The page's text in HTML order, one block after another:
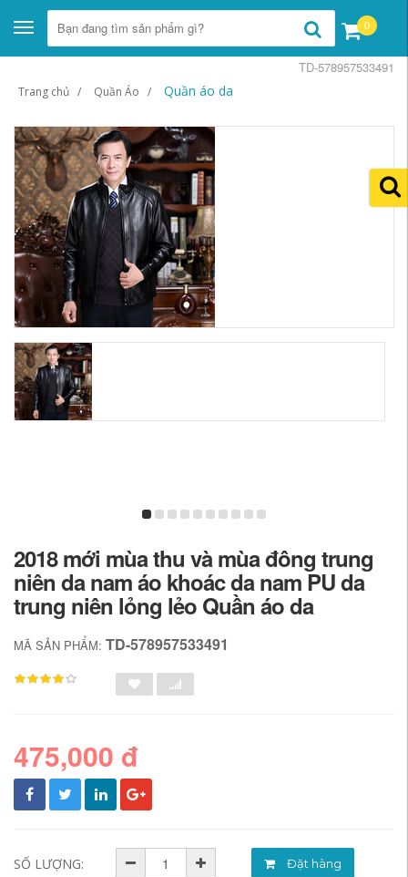
Toggle
navigation
0
Trang chủ Quần Áo Quần áo da
TD-578957533491
2018 mới mùa thu và mùa đông trung
niên da nam áo khoác da nam PU da
trung niên lỏng lẻo Quần áo da
MÃ SẢN PHẨM: TD-578957533491
475,000 đ
SỐ LƯỢNG: Đặt hàng